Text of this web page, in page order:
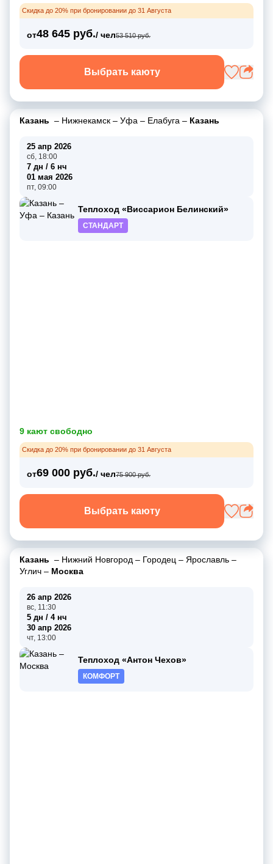
Скидка до 20% при бронировании до 31 Августа
от48 645 руб./ чел53 510 руб.
Выбрать каюту
Казань – Нижнекамск – Уфа – Елабуга – Казань
25 апр 2026
сб, 18:00
7 дн / 6 нч
01 мая 2026
пт, 09:00
Теплоход «Виссарион Белинский»
СТАНДАРТ
9 кают свободно
Скидка до 20% при бронировании до 31 Августа
от69 000 руб./ чел75 900 руб.
Выбрать каюту
Казань – Нижний Новгород – Городец – Ярославль –
Углич – Москва
26 апр 2026
вс, 11:30
5 дн / 4 нч
30 апр 2026
чт, 13:00
Теплоход «Антон Чехов»
КОМФОРТ